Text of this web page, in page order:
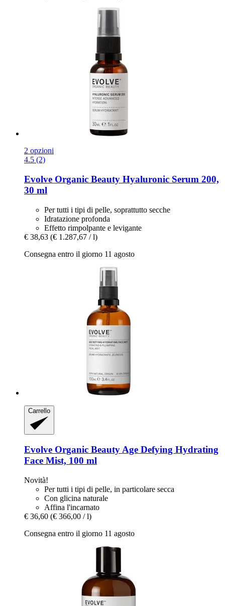
2 opzioni
4.5 (2)
Evolve Organic Beauty Hyaluronic Serum 200,
30 ml
Per tutti i tipi di pelle, soprattutto secche
Idratazione profonda
Effetto rimpolpante e levigante
€ 38,63 (€ 1.287,67 / l)
Consegna entro il giorno 11 agosto
Carrello
Evolve Organic Beauty Age Defying Hydrating
Face Mist, 100 ml
Novità!
Per tutti i tipi di pelle, in particolare secca
Con glicina naturale
Affina l'incarnato
€ 36,60 (€ 366,00 / l)
Consegna entro il giorno 11 agosto